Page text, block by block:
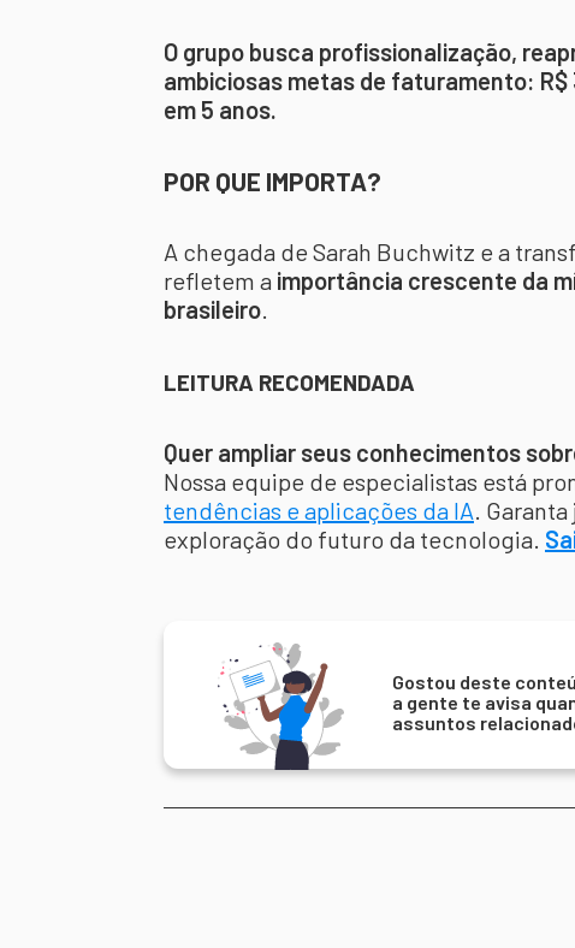
O grupo busca profissionalização,
ambiciosas metas de faturamento: R$
em 5 anos.
POR QUE IMPORTA?
A chegada de Sarah Buchwitz e a
refletem a importância crescente da
brasileiro.
LEITURA RECOMENDADA
Quer ampliar seus conhecimentos
Nossa equipe de especialistas está
tendências e aplicações da IA.
exploração do futuro da tecnologia.
Gostou deste
a gente te avisa
assuntos